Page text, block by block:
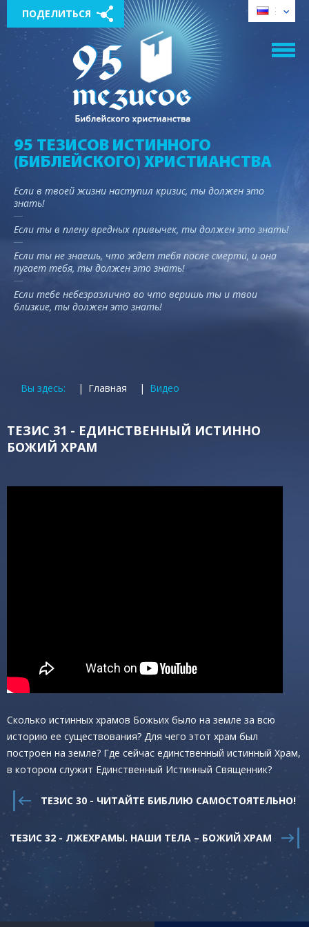
ПОДЕЛИТЬСЯ
95 ТЕЗИСОВ ИСТИННОГО
(БИБЛЕЙСКОГО) ХРИСТИАНСТВА
Если в твоей жизни наступил кризис, ты должен это
знать!
Если ты в плену вредных привычек, ты должен это знать!
Если ты не знаешь, что ждет тебя после смерти, и она
пугает тебя, ты должен это знать!
Если тебе небезразлично во что веришь ты и твои
близкие, ты должен это знать!
Вы здесь: Главная Видео
ТЕЗИС 31 - ЕДИНСТВЕННЫЙ ИСТИННО
БОЖИЙ ХРАМ
Сколько истинных храмов Божьих было на земле за всю
историю ее существования? Для чего этот храм был
построен на земле? Где сейчас единственный истинный Храм,
в котором служит Единственный Истинный Священник?
ТЕЗИС 30 - ЧИТАЙТЕ БИБЛИЮ САМОСТОЯТЕЛЬНО!
ТЕЗИС 32 - ЛЖЕХРАМЫ. НАШИ ТЕЛА – БОЖИЙ ХРАМ